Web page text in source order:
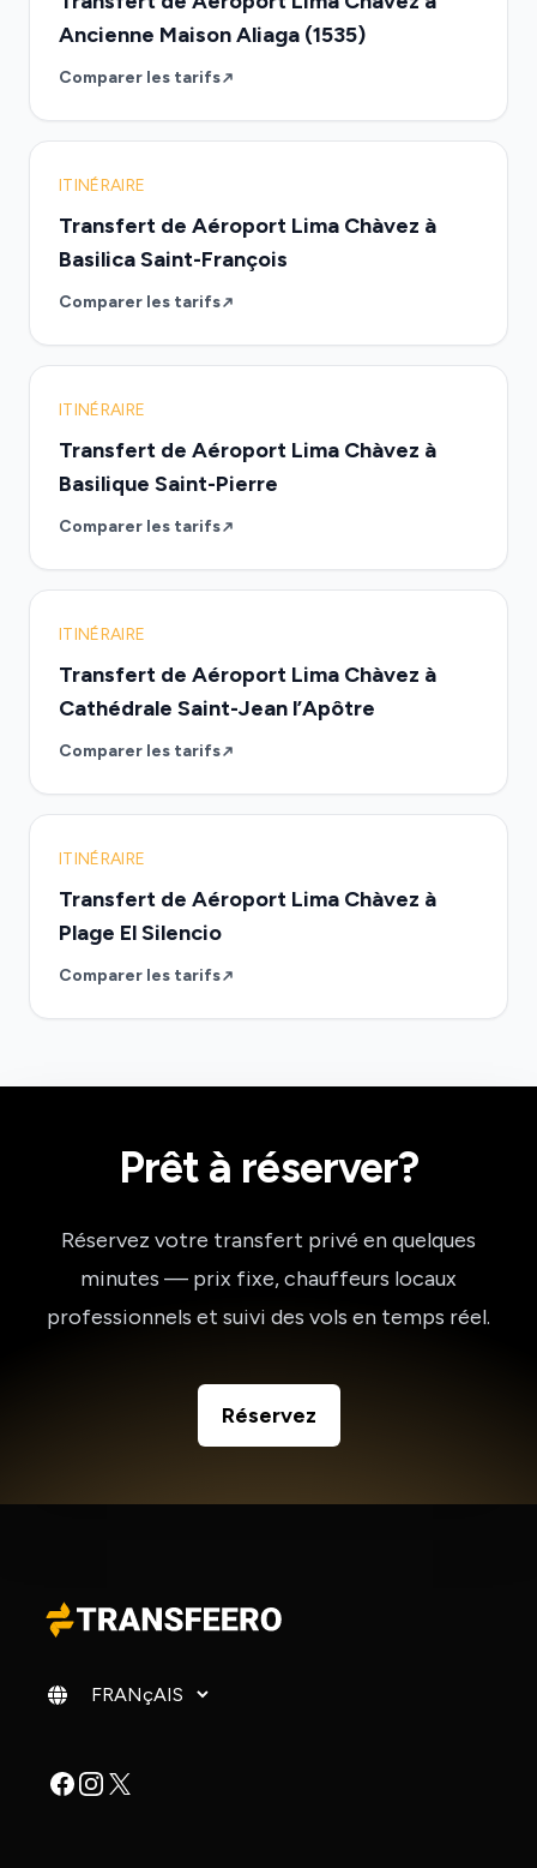
Ancienne Maison Aliaga (1535)
Comparer les tarifs
ITINÉRAIRE
Transfert de Aéroport Lima Chàvez à
Basilica Saint-François
Comparer les tarifs
ITINÉRAIRE
Transfert de Aéroport Lima Chàvez à
Basilique Saint-Pierre
Comparer les tarifs
ITINÉRAIRE
Transfert de Aéroport Lima Chàvez à
Cathédrale Saint-Jean l’Apôtre
Comparer les tarifs
ITINÉRAIRE
Transfert de Aéroport Lima Chàvez à
Plage El Silencio
Comparer les tarifs
Prêt à réserver?
Réservez votre transfert privé en quelques
minutes — prix fixe, chauffeurs locaux
professionnels et suivi des vols en temps réel.
Réservez
Changer de langue
Facebook
Instagram
X